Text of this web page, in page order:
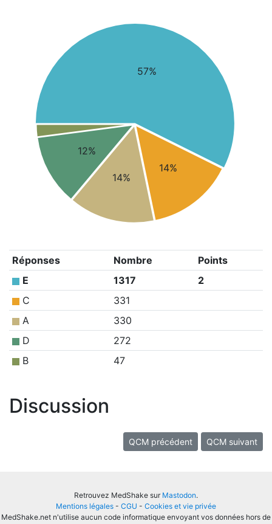
57%
14%
14%
12%
Réponses Nombre
Points
E
1317
2
C
331
A
330
D
272
B
47
Discussion
QCM précédent QCM suivant
Retrouvez MedShake sur Mastodon.
Mentions légales - CGU - Cookies et vie privée
MedShake.net n'utilise aucun code informatique envoyant vos données hors de